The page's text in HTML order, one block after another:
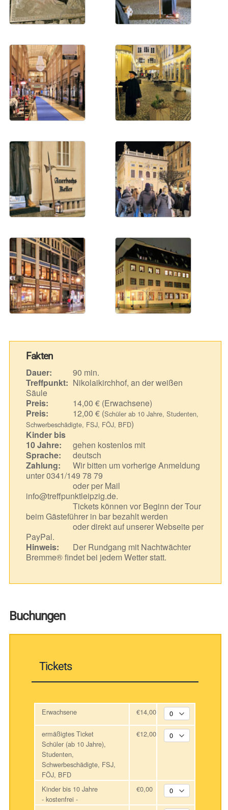
Fakten
Dauer:
90 min.
Treffpunkt: Nikolaikirchhof, an der weißen
Säule
Preis:
14,00 € (Erwachsene)
Preis:
12,00 € (Schüler ab 10 Jahre, Studenten,
Schwerbeschädigte, FSJ, FÖJ, BFD)
Kinder bis
10 Jahre:
gehen kostenlos mit
Sprache:
deutsch
Zahlung:
Wir bitten um vorherige Anmeldung
unter 0341/149 78 79
oder per Mail
info@treffpunktleipzig.de.
Tickets können vor Beginn der Tour
beim Gästeführer in bar bezahlt werden
oder direkt auf unserer Webseite per
PayPal.
Hinweis:
Der Rundgang mit Nachtwächter
Bremme® findet bei jedem Wetter statt.
Buchungen
Tickets
Erwachsene €14,00
ermäßigtes Ticket
Schüler (ab 10 Jahre),
Studenten,
Schwerbeschädigte, FSJ,
FÖJ, BFD
€12,00
Kinder bis 10 Jahre
- kostenfrei -
€0,00